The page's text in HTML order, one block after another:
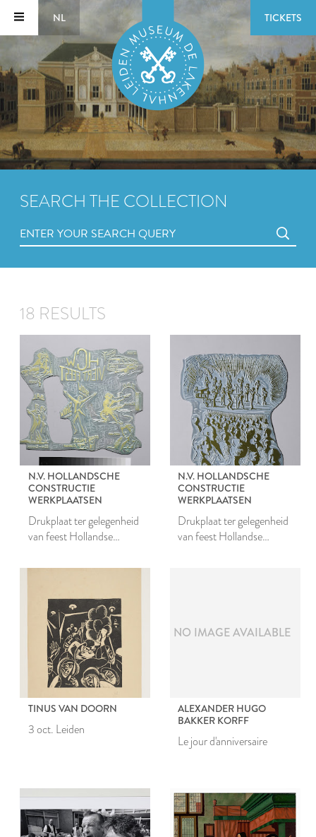
NL TICKETS
SEARCH THE COLLECTION
18 RESULTS
N.V. HOLLANDSCHE
CONSTRUCTIE
WERKPLAATSEN
Drukplaat ter gelegenheid
van feest Hollandse
N.V. HOLLANDSCHE
CONSTRUCTIE
WERKPLAATSEN
Drukplaat ter gelegenheid
van feest Hollandse
TINUS VAN DOORN
3 oct. Leiden
NO IMAGE AVAILABLE
ALEXANDER HUGO
BAKKER KORFF
Le jour d'anniversaire